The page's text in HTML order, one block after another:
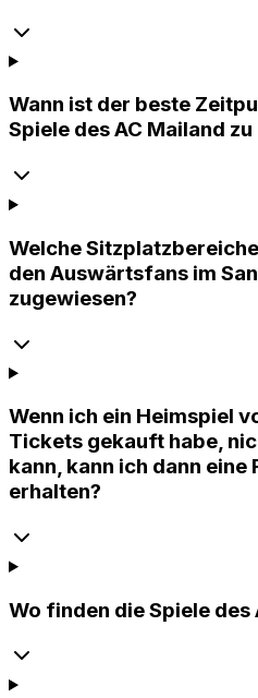
Wann ist der beste
Spiele des AC Mailand
Welche
den Auswärtsfans im
zugewiesen?
Wenn ich ein Heimspiel
Tickets gekauft habe,
kann, kann ich dann
erhalten?
Wo finden die Spiele des